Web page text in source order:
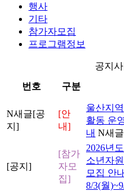
행사
기타
참가자모집
프로그램정보
공지
번호
구분
N새글[공
지]
[안
내]
울산지
활동 운
내 N새글
[공지]
[참가
자모
집]
2026년
소년자
모집 안
8/3(월